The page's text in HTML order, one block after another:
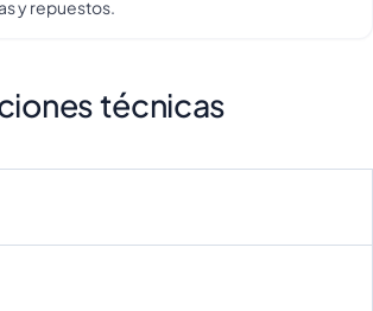
y repuestos.
técnicas